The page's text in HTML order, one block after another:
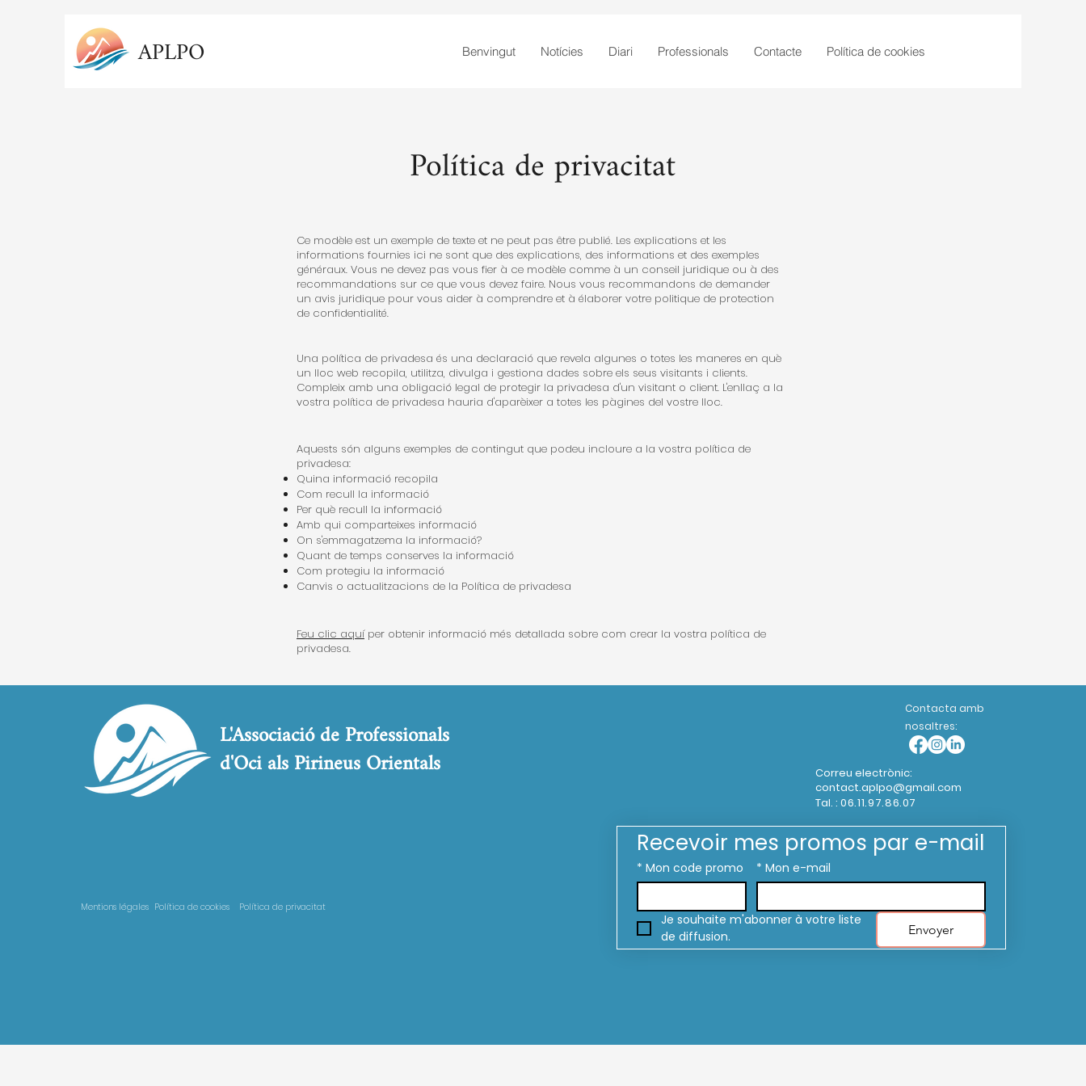
APLPO Benvingut Notícies Diari Professionals Contacte Política de cookies
Política de privacitat
Ce modèle est un exemple de texte et ne peut pas être publié. Les explications et les
informations fournies ici ne sont que des explications, des informations et des exemples
généraux. Vous ne devez pas vous fier à ce modèle comme à un conseil juridique ou à des
recommandations sur ce que vous devez faire. Nous vous recommandons de demander
un avis juridique pour vous aider à comprendre et à élaborer votre politique de protection
de confidentialité.
Una política de privadesa és una declaració que revela algunes o totes les maneres en què
un lloc web recopila, utilitza, divulga i gestiona dades sobre els seus visitants i clients.
Compleix amb una obligació legal de protegir la privadesa d'un visitant o client. L'enllaç a la
vostra política de privadesa hauria d'aparèixer a totes les pàgines del vostre lloc.
Aquests són alguns exemples de contingut que podeu incloure a la vostra política de
privadesa:
Quina informació recopila
Com recull la informació
Per què recull la informació
Amb qui comparteixes informació
On s'emmagatzema la informació?
Quant de temps conserves la informació
Com protegiu la informació
Canvis o actualitzacions de la Política de privadesa
Feu clic aquíper obtenir informació més detallada sobre com crear la vostra política de
privadesa.
L'Associació de Professionals
d'Oci als Pirineus Orientals
Política de cookies Política de privacitat
Mentions légales
Contacta amb
nosaltres:
Correu electrònic:
contact.aplpo@gmail.com
Tal. : 06.11.97.86.07
Recevoir mes promos par e-mail
* Mon code promo * Mon e-mail
Je souhaite m'abonner à votre liste
de diffusion.
Envoyer